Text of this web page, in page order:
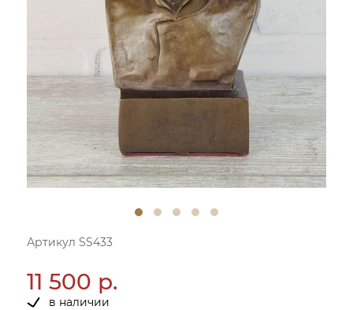
Артикул SS433
11 500 р.
в наличии